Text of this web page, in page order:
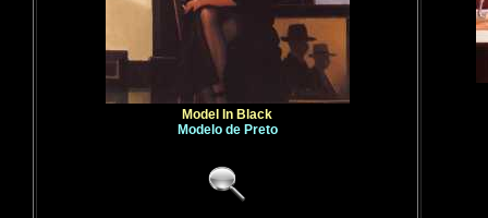
Model In Black
Modelo de Preto